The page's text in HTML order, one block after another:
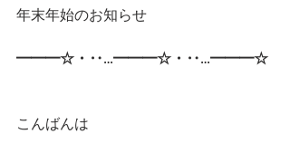
年末年始のお知らせ
━━━☆・‥…━━━☆・‥…━━━☆
こんばんは